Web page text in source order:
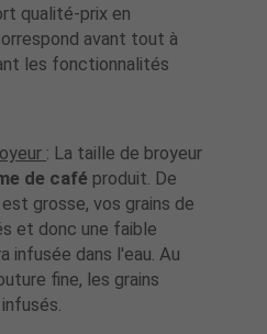
qualité-prix en
avant tout à
les fonctionnalités
: La taille de broyeur
de café produit. De
grosse, vos grains de
et donc une faible
infusée dans l'eau. Au
fine, les grains